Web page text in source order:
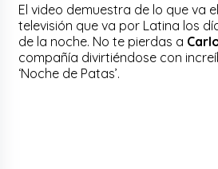
El video demuestra de lo que va
televisión que va por Latina los
de la noche. No te pierdas a
compañía divirtiéndose con
‘Noche de Patas’.